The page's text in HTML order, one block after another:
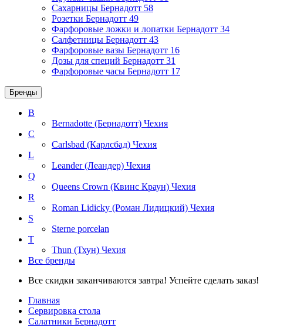
Сахарницы Бернадотт 58
Розетки Бернадотт 49
Фарфоровые ложки и лопатки Бернадотт 34
Салфетницы Бернадотт 43
Фарфоровые вазы Бернадотт 16
Дозы для специй Бернадотт 31
Фарфоровые часы Бернадотт 17
Бренды
B
Bernadotte (Бернадотт) Чехия
C
Carlsbad (Карлсбад) Чехия
L
Leander (Леандер) Чехия
Q
Queens Crown (Квинс Краун) Чехия
R
Roman Lidicky (Роман Лидицкий) Чехия
S
Sterne porcelan
T
Thun (Тхун) Чехия
Все бренды
Все скидки заканчиваются завтра! Успейте сделать заказ!
Главная
Сервировка стола
Салатники Бернадотт